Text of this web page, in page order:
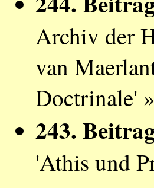
Archiv der
van
Doctrinale'
243.
'Athis und